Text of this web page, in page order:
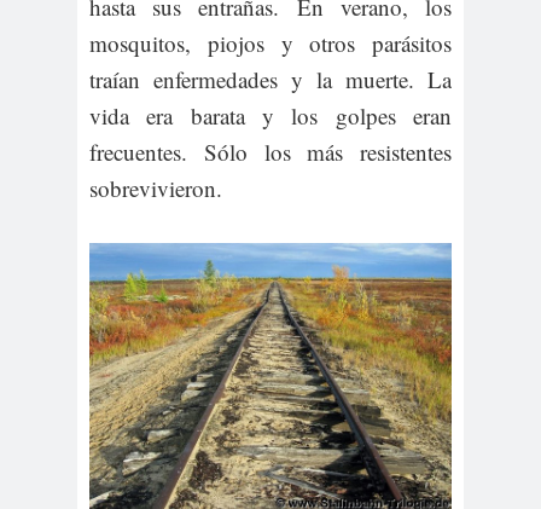
hasta sus entrañas. En verano, los
mosquitos, piojos y otros parásitos
traían enfermedades y la muerte. La
vida era barata y los golpes eran
frecuentes. Sólo los más resistentes
sobrevivieron.